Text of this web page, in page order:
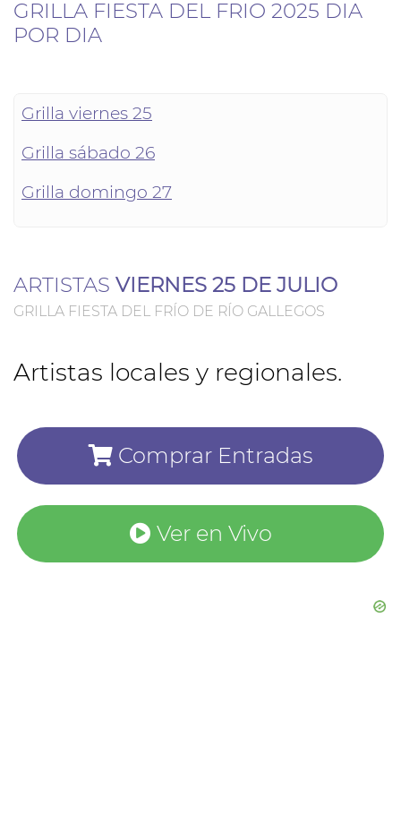
GRILLA FIESTA DEL FRIO 2025 DIA
POR DIA
Grilla viernes 25
Grilla sábado 26
Grilla domingo 27
ARTISTAS VIERNES 25 DE JULIO
GRILLA FIESTA DEL FRÍO DE RÍO GALLEGOS
Artistas locales y regionales.
Comprar Entradas
Ver en Vivo